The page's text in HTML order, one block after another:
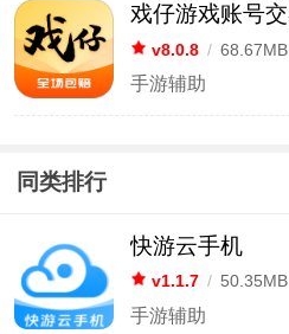
戏仔游戏账号
v8.0.8 / 68.67MB
手游辅助
同类排行
快游云手机
v1.1.7 / 50.35MB
手游辅助